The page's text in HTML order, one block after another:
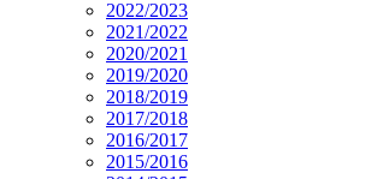
2022/2023
2021/2022
2020/2021
2019/2020
2018/2019
2017/2018
2016/2017
2015/2016